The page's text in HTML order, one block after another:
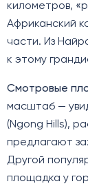
километров,
Африканский
части. Из
к этому
Смотровые
масштаб —
(Ngong Hills),
предлагают
Другой
площадка у